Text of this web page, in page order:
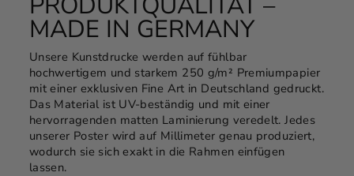
MADE IN GERMANY
Unsere Kunstdrucke werden auf fühlbar
hochwertigem und starkem 250 g/m² Premiumpapier
mit einer exklusiven Fine Art in Deutschland gedruckt.
Das Material ist UV-beständig und mit einer
hervorragenden matten Laminierung veredelt. Jedes
unserer Poster wird auf Millimeter genau produziert,
wodurch sie sich exakt in die Rahmen einfügen
lassen.